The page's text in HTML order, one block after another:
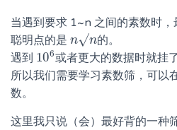
当遇到要求 1~n 之间的素数时，
聪明点的是 n√n
n√n 的。
遇到 106
106或者更大的数据时就挂了
所以我们需要学习素数筛，可以
数。
这里我只说（会）最好背的一种